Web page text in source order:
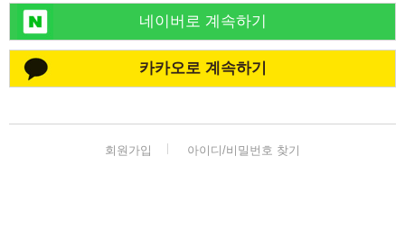
네이버로 계속하기
카카오로 계속하기
회원가입 아이디/비밀번호 찾기